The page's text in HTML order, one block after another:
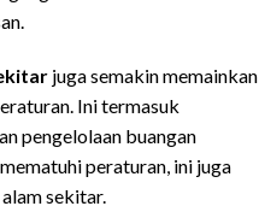
juga semakin memainkan
Ini termasuk
pengelolaan buangan
peraturan, ini juga
sekitar.